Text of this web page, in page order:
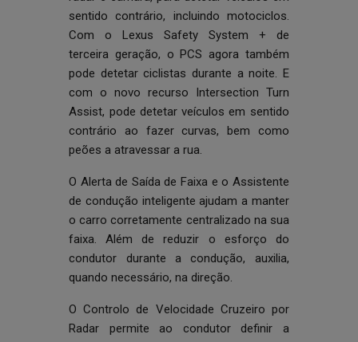
sentido contrário, incluindo motociclos.
Com o Lexus Safety System + de
terceira geração, o PCS agora também
pode detetar ciclistas durante a noite. E
com o novo recurso Intersection Turn
Assist, pode detetar veículos em sentido
contrário ao fazer curvas, bem como
peões a atravessar a rua.
O Alerta de Saída de Faixa e o Assistente
de condução inteligente ajudam a manter
o carro corretamente centralizado na sua
faixa. Além de reduzir o esforço do
condutor durante a condução, auxilia,
quando necessário, na direção.
O Controlo de Velocidade Cruzeiro por
Radar permite ao condutor definir a